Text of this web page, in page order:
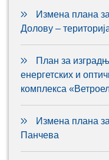
Измена плана
Долову –
План за
енергетских и
комплекса
Измена плана
Панчева